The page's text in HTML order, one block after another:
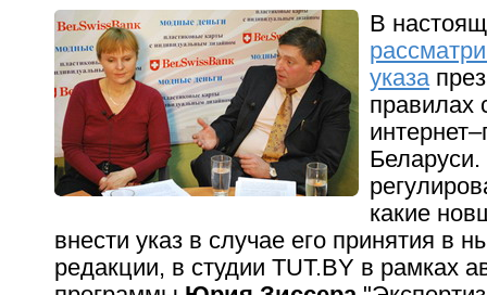
В
указа
правилах
какие
внести указ в случае его принятия в
редакции, в студии TUT.BY в рамках